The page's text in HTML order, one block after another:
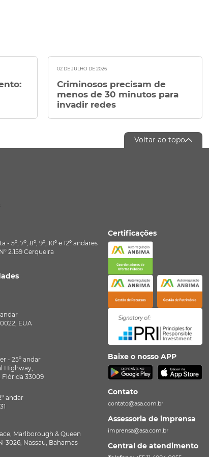
02 DE JULHO DE 2026
Criminosos precisam de
menos de 30 minutos para
invadir redes
Voltar ao topo
5º, 7º, 8º, 9º, 10º e 12º andares
2.159 Cerqueira
EUA
- 25º andar
Highway,
Flórida 33009
andar
Marlborough & Queen
3026, Nassau, Bahamas
Certificações
Baixe o nosso APP
Contato
contato@asa.com.br
Assessoria de imprensa
imprensa@asa.com.br
Central de atendimento